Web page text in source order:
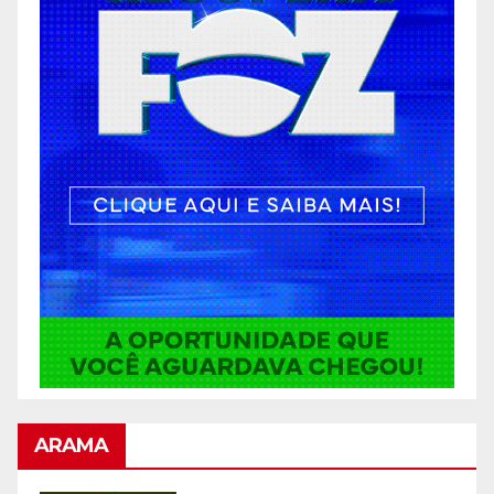
ARAMA